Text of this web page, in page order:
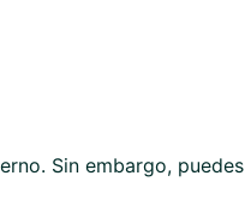
Sin embargo, puedes